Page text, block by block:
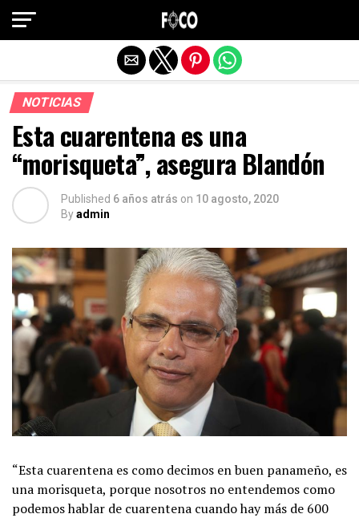
NOTICIAS
Esta cuarentena es una
“morisqueta”, asegura Blandón
Published 6 años atrás on 10 agosto, 2020
Byadmin
“Esta cuarentena es como decimos en buen panameño, es
una morisqueta, porque nosotros no entendemos como
podemos hablar de cuarentena cuando hay más de 600
Salir de la versión móvil